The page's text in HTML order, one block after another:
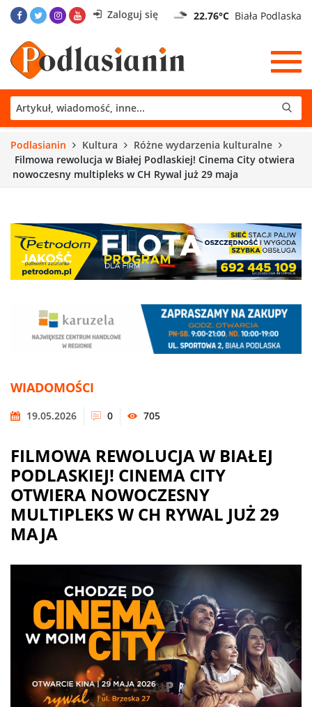
Zaloguj się 22.76°C Biała Podlaska
Podlasianin Kultura
Różne wydarzenia kulturalne
Filmowa rewolucja w Białej Podlaskiej! Cinema City otwiera
nowoczesny multipleks w CH Rywal już 29 maja
WIADOMOŚCI
19.05.2026 0 705
FILMOWA REWOLUCJA W BIAŁEJ
PODLASKIEJ! CINEMA CITY
OTWIERA NOWOCZESNY
MULTIPLEKS W CH RYWAL JUŻ 29
MAJA